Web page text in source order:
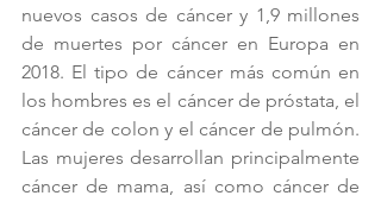
nuevos casos de cáncer y 1,9 millones
de muertes por cáncer en Europa en
2018. El tipo de cáncer más común en
los hombres es el cáncer de próstata, el
cáncer de colon y el cáncer de pulmón.
Las mujeres desarrollan principalmente
cáncer de mama, así como cáncer de